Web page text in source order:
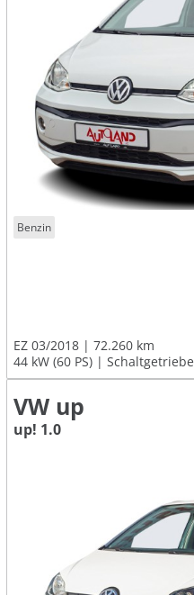
Benzin
EZ 03/2018
72.260 km
44 kW (60 PS)
Schaltgetriebe
VW up
up! 1.0